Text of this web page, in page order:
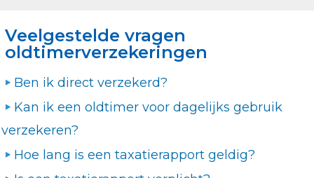
Veelgestelde vragen
oldtimerverzekeringen
Ben ik direct verzekerd?
Kan ik een oldtimer voor dagelijks gebruik
verzekeren?
Hoe lang is een taxatierapport geldig?